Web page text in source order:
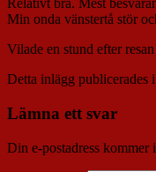
Relativt bra. Mest
Min onda vänstertå stör
Vilade en stund efter
Detta inlägg publicerades i
Lämna ett svar
Din e-postadress kommer